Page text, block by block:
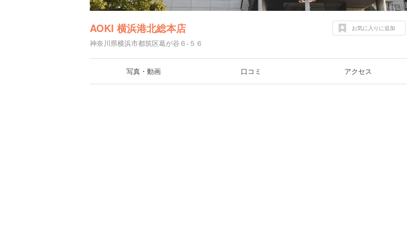
AOKI 横浜港北総本店
神奈川県横浜市都筑区葛が谷６-５６
お気に入りに追加
写真・動画 口コミ アクセス